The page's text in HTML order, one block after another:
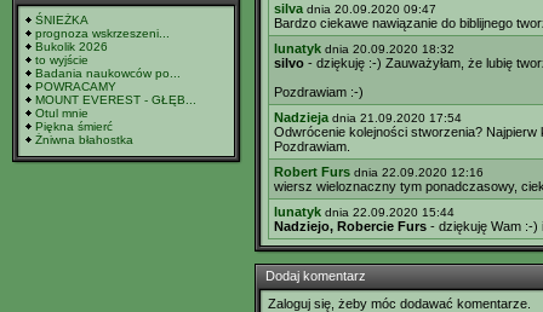
ŚNIEŻKA
prognoza wskrzeszeni...
Bukolik 2026
to wyjście
Badania naukowców po...
POWRACAMY
MOUNT EVEREST - GŁĘB...
Otul mnie
Piękna śmierć
Żniwna błahostka
silva dnia 20.09.2020 09:47
Bardzo ciekawe nawiązanie do biblijnego
lunatyk dnia 20.09.2020 18:32
silvo - dziękuję :-) Zauważyłam, że lubię
Pozdrawiam :-)
Nadzieja dnia 21.09.2020 17:54
Odwrócenie kolejności stworzenia?
Pozdrawiam.
Robert Furs dnia 22.09.2020 12:16
wiersz wieloznaczny tym ponadczasowy,
lunatyk dnia 22.09.2020 15:44
Nadziejo, Robercie Furs - dziękuję Wam :-)
Dodaj komentarz
Zaloguj się, żeby móc dodawać komentarze.